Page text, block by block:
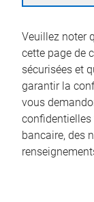
Veuillez noter
cette page de
sécurisées et
garantir la
vous
confidentielles
bancaire, des